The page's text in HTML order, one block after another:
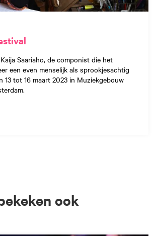
Saariaho, de componist die het
een even menselijk als sprookjesachtig
13 tot 16 maart 2023 in Muziekgebouw
ook